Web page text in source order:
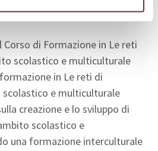
di Formazione in Le reti
scolastico e multiculturale
in Le reti di
e multiculturale
creazione e lo sviluppo di
scolastico e
una formazione interculturale